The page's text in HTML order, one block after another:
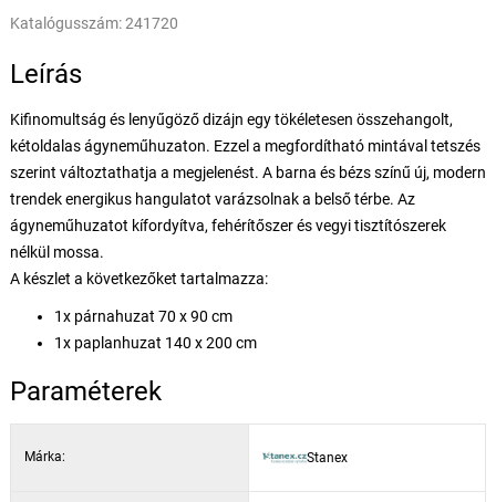
Katalógusszám:241720
Leírás
Kifinomultság és lenyűgöző dizájn egy tökéletesen összehangolt,
kétoldalas ágyneműhuzaton. Ezzel a megfordítható mintával tetszés
szerint változtathatja a megjelenést. A barna és bézs színű új, modern
trendek energikus hangulatot varázsolnak a belső térbe. Az
ágyneműhuzatot kífordyítva, fehérítőszer és vegyi tisztítószerek
nélkül mossa.
A készlet a következőket tartalmazza:
1x párnahuzat 70 x 90 cm
1x paplanhuzat 140 x 200 cm
Paraméterek
Márka: Stanex